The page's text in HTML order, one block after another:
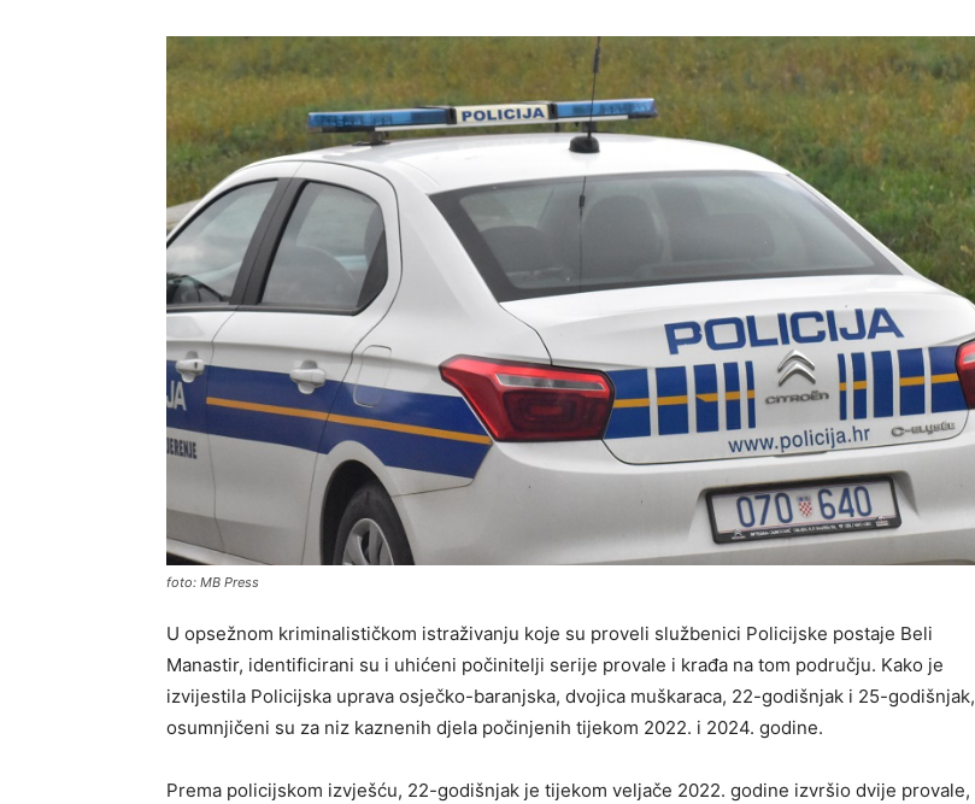
foto: MB Press
U opsežnom kriminalističkom istraživanju koje su proveli službenici Policijske postaje Beli
Manastir, identificirani su i uhićeni počinitelji serije provale i krađa na tom području. Kako je
izvijestila Policijska uprava osječko-baranjska, dvojica muškaraca, 22-godišnjak i 25-godišnjak,
osumnjičeni su za niz kaznenih djela počinjenih tijekom 2022. i 2024. godine.
Prema policijskom izvješću, 22-godišnjak je tijekom veljače 2022. godine izvršio dvije provale,